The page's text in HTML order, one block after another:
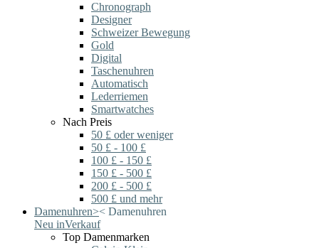
Chronograph
Designer
Schweizer Bewegung
Gold
Digital
Taschenuhren
Automatisch
Lederriemen
Smartwatches
Nach Preis
50 £ oder weniger
50 £ - 100 £
100 £ - 150 £
150 £ - 500 £
200 £ - 500 £
500 £ und mehr
Damenuhren>< Damenuhren
Neu inVerkauf
Top Damenmarken